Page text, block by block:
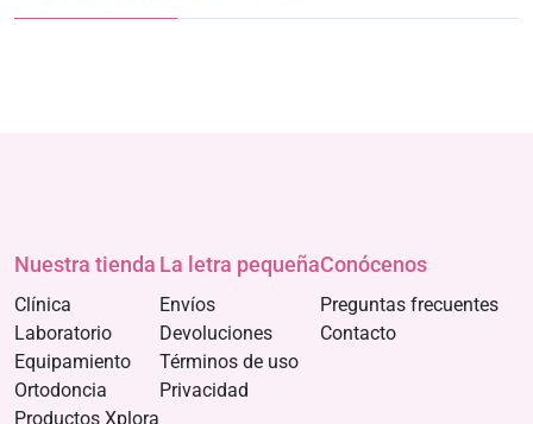
Nuestra tienda
Clínica
Laboratorio
Equipamiento
Ortodoncia
Productos Xplora
La letra pequeña
Envíos
Devoluciones
Términos de uso
Privacidad
Conócenos
Preguntas frecuentes
Contacto